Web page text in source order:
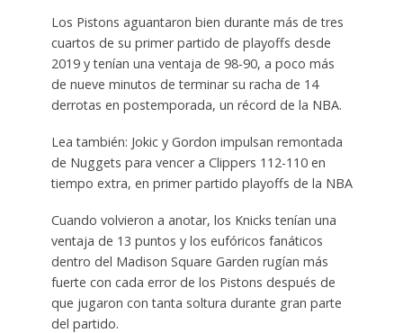
Los Pistons aguantaron bien durante más de tres
cuartos de su primer partido de playoffs desde
2019 y tenían una ventaja de 98-90, a poco más
de nueve minutos de terminar su racha de 14
derrotas en postemporada, un récord de la NBA.
Lea también: Jokic y Gordon impulsan remontada
de Nuggets para vencer a Clippers 112-110 en
tiempo extra, en primer partido playoffs de la NBA
Cuando volvieron a anotar, los Knicks tenían una
ventaja de 13 puntos y los eufóricos fanáticos
dentro del Madison Square Garden rugían más
fuerte con cada error de los Pistons después de
que jugaron con tanta soltura durante gran parte
del partido.